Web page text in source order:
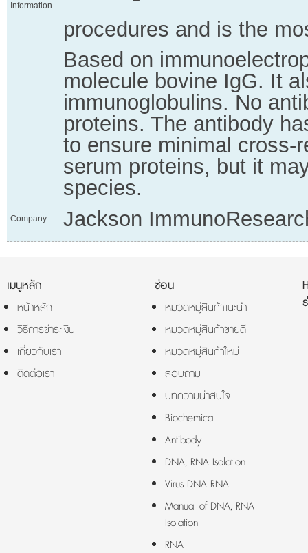
Information
procedures and is the
Based on
molecule bovine IgG. It
immunoglobulins. No
proteins. The antibody
to ensure minimal cross-
serum proteins, but it
species.
Company Jackson
เมนูหลัก
หน้าหลัก
วิธีการชำระเงิน
เกี่ยวกับเรา
ติดต่อเรา
ซ่อน
หมวดหมู่สินค้าแนะนำ
หมวดหมู่สินค้าขายดี
หมวดหมู่สินค้าใหม่
สอบถาม
บทความน่าสนใจ
Biochemical
Antibody
DNA, RNA Isolation
Virus DNA RNA
Manual of DNA, RNA
Isolation
RNA